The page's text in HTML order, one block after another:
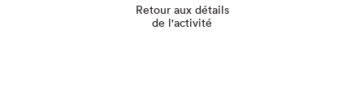
Retour aux détails
de l'activité